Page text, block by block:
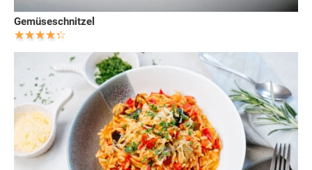
Gemüseschnitzel